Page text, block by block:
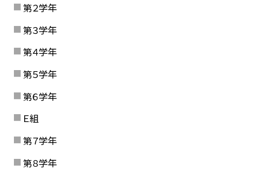
第２学年
第３学年
第４学年
第５学年
第６学年
Ｅ組
第７学年
第８学年